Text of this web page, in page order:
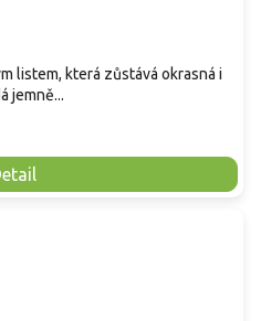
listem, která zůstává okrasná i
jemně...